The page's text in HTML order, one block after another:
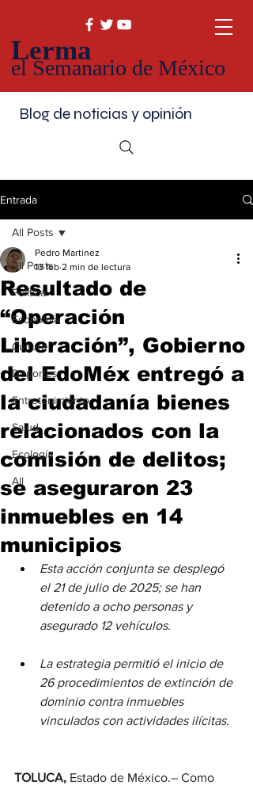
Lerma
el Semanario de México
Blog de noticias y opinión
Entrada
All Posts
Política
Economía
Cultura
Deportes
Entretenimiento
Salud
Ecología
All
All Posts
Resultado de
“Operación
Liberación”, Gobierno
del EdoMéx entregó a
la ciudadanía bienes
relacionados con la
comisión de delitos;
se aseguraron 23
inmuebles en 14
municipios
Pedro Martinez
13 feb 2 min de lectura
Esta acción conjunta se desplegó
el 21 de julio de 2025; se han
detenido a ocho personas y
asegurado 12 vehículos.
La estrategia permitió el inicio de
26 procedimientos de extinción de
dominio contra inmuebles
vinculados con actividades ilícitas.
TOLUCA, Estado de México.– Como